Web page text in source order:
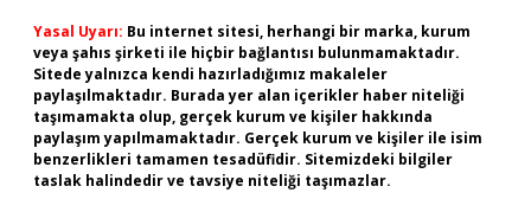
Yasal Uyarı: Bu internet sitesi, herhangi bir marka, kurum
veya şahıs şirketi ile hiçbir bağlantısı bulunmamaktadır.
Sitede yalnızca kendi hazırladığımız makaleler
paylaşılmaktadır. Burada yer alan içerikler haber niteliği
taşımamakta olup, gerçek kurum ve kişiler hakkında
paylaşım yapılmamaktadır. Gerçek kurum ve kişiler ile isim
benzerlikleri tamamen tesadüfidir. Sitemizdeki bilgiler
taslak halindedir ve tavsiye niteliği taşımazlar.